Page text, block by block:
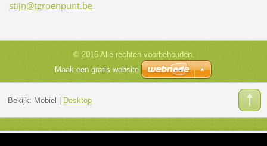
stijn@tgroenpunt.be
© 2016 Alle rechten voorbehouden.
Maak een gratis website
Bekijk: Mobiel Desktop